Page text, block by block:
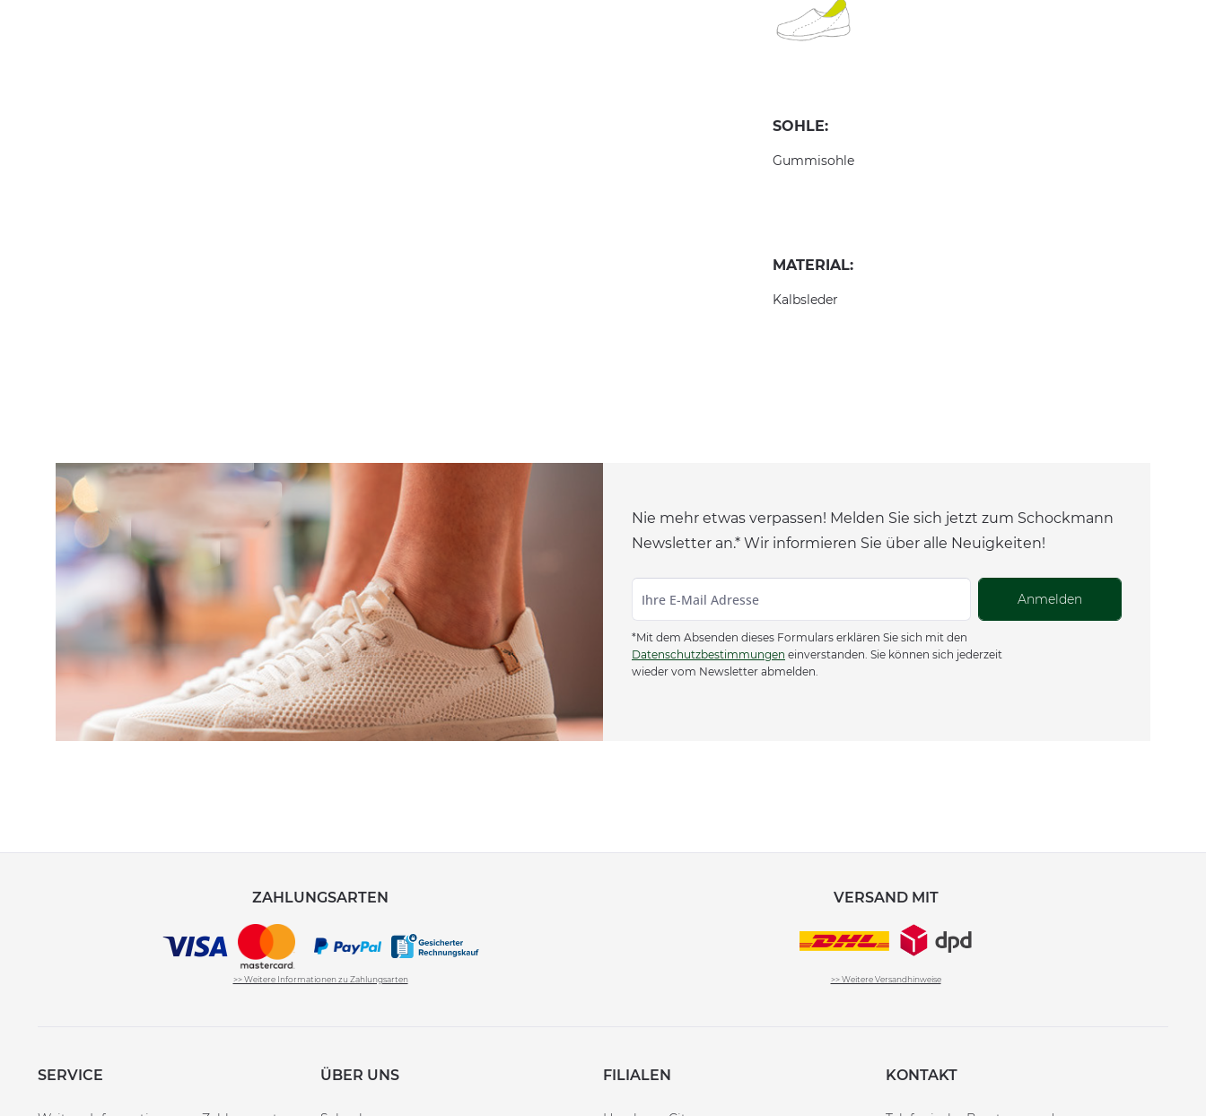
SOHLE:
Gummisohle
MATERIAL:
Kalbsleder
Nie mehr etwas verpassen! Melden Sie sich jetzt zum Schockmann
Newsletter an.* Wir informieren Sie über alle Neuigkeiten!
Anmelden
*Mit dem Absenden dieses Formulars erklären Sie sich mit den
Datenschutzbestimmungen einverstanden. Sie können sich jederzeit
wieder vom Newsletter abmelden.
ZAHLUNGSARTEN
>> Weitere Informationen zu Zahlungsarten
VERSAND MIT
>> Weitere Versandhinweise
SERVICE ÜBER UNS FILIALEN KONTAKT